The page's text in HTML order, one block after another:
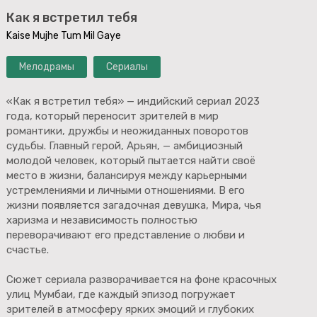
Как я встретил тебя
Kaise Mujhe Tum Mil Gaye
Мелодрамы Сериалы
«Как я встретил тебя» — индийский сериал 2023
года, который переносит зрителей в мир
романтики, дружбы и неожиданных поворотов
судьбы. Главный герой, Арьян, — амбициозный
молодой человек, который пытается найти своё
место в жизни, балансируя между карьерными
устремлениями и личными отношениями. В его
жизни появляется загадочная девушка, Мира, чья
харизма и независимость полностью
переворачивают его представление о любви и
счастье.
Сюжет сериала разворачивается на фоне красочных
улиц Мумбаи, где каждый эпизод погружает
зрителей в атмосферу ярких эмоций и глубоких